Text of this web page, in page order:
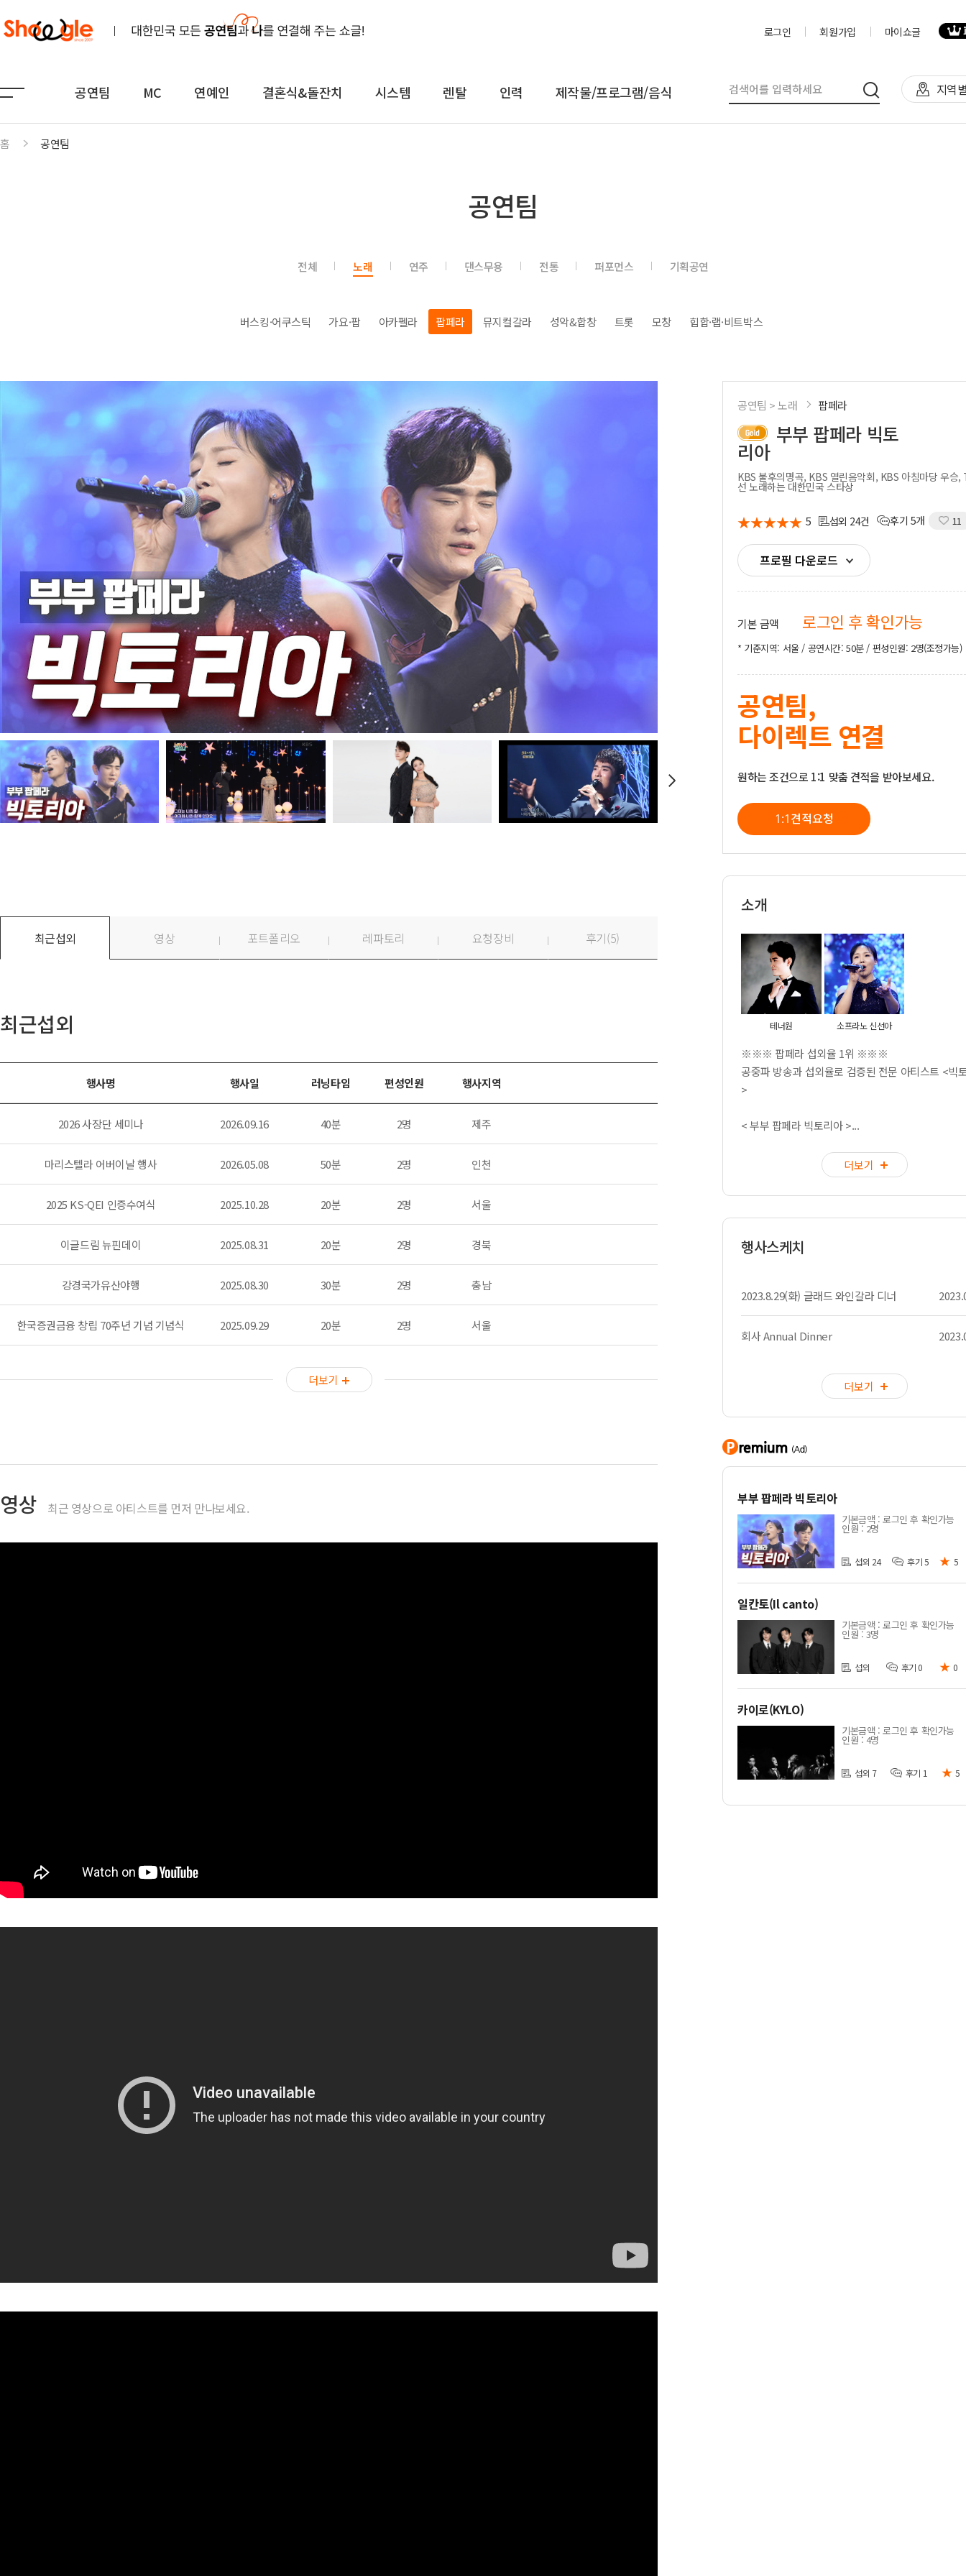
로그인 회원가입 마이쇼글
공연팀 MC 연예인 결혼식&돌잔치 시스템 렌탈 인력 제작물/프로그램/음식 지역
708090·포크
국악·클래식·재즈·뮤지컬
음향
트러스
무대
전기공사
전시부스
VJ
경호
통역
홈 공연팀
공연팀
전체 노래 연주 댄스무용 전통 퍼포먼스 기획공연
버스킹·어쿠스틱 가요·팝 아카펠라 팝페라 뮤지컬갈라 성악&합창 트롯 모창 힙합·랩·비트박스
최근섭외 영상 포트폴리오 레파토리 요청장비 후기(5)
최근섭외
행사명 행사일 러닝타임 편성인원 행사지역
2026 사장단 세미나 2026.09.16 40분 2명 제주
마리스텔라 어버이날 행사 2026.05.08 50분 2명 인천
2025 KS-QEI 인증수여식 2025.10.28 20분 2명 서울
이글드림 뉴핀데이 2025.08.31 20분 2명 경북
강경국가유산야행 2025.08.30 30분 2명 충남
한국증권금융 창립 70주년 기념 기념식 2025.09.29 20분 2명 서울
더보기
영상 최근 영상으로 아티스트를 먼저 만나보세요.
공연팀 > 노래 팝페라
부부 팝페라 빅토
리아
KBS 불후의명곡, KBS 열린음악회, KBS 아침마당 우승,
선 노래하는 대한민국 스타상
★★★★★
★★★★★ 5 섭외 24건 후기 5개 11
프로필 다운로드
기본 금액 로그인 후 확인가능
* 기준지역: 서울 / 공연시간: 50분 / 편성인원: 2명(조정가능)
공연팀,
다이렉트 연결
원하는 조건으로 1:1 맞춤 견적을 받아보세요.
1:1견적요청
소개
테너원 소프라노 신선아
※※※ 팝페라 섭외율 1위 ※※※
공중파 방송과 섭외율로 검증된 전문 아티스트 <빅
>
< 부부 팝페라 빅토리아 >...
더보기
행사스케치
2023.8.29(화) 글래드 와인갈라 디너
회사 Annual Dinner
더보기
부부 팝페라 빅토리아
기본금액 : 로그인 후 확인가능
인원 : 2명
섭외 24 후기 5 ★ 5
일칸토(Il canto)
기본금액 : 로그인 후 확인가능
인원 : 3명
섭외 후기 0 ★ 0
카이로(KYLO)
기본금액 : 로그인 후 확인가능
인원 : 4명
섭외 7 후기 1 ★ 5